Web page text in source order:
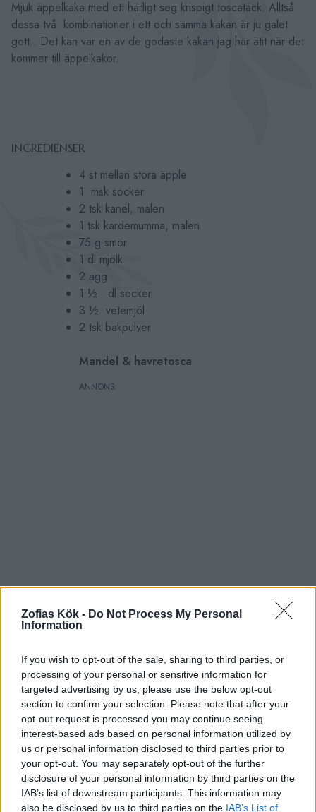
Zofias Kök - Do Not Process My Personal
Information
If you wish to opt-out of the sale, sharing to third parties, or
processing of your personal or sensitive information for
targeted advertising by us, please use the below opt-out
section to confirm your selection. Please note that after your
opt-out request is processed you may continue seeing
interest-based ads based on personal information utilized by
us or personal information disclosed to third parties prior to
your opt-out. You may separately opt-out of the further
disclosure of your personal information by third parties on the
IAB’s list of downstream participants. This information may
also be disclosed by us to third parties on the IAB’s List of
Mjuk äppelkaka med ett härligt seg krispigt toscatäck. Alltså
dessa två kombinationer i ett och samma kakan är ju galet
gott.. Det kan var en av de godaste kakan jag har ätit när det
kommer till äppelkakor.
INGREDIENSER
4 st mellan stora äpple
1 msk socker
2 tsk kanel, malen
1 tsk kardemumma, malen
75 g smör
1 dl mjölk
2 ägg
1 ½ dl socker
3 ½ vetemjöl
2 tsk bakpulver
Mandel & havretosca